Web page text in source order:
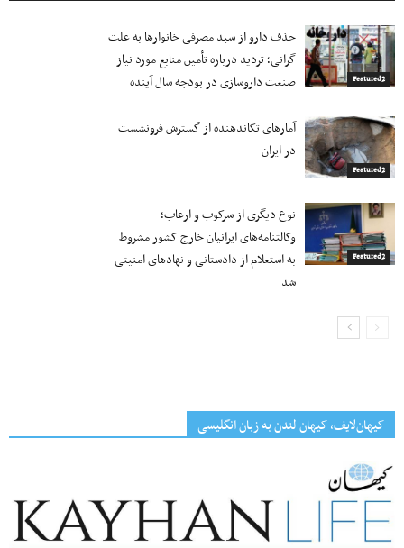
Featured2
حذف دارو از سبد مصرفی خانوارها به‌ علت
گرانی؛ تردید درباره تأمین منابع مورد نیاز
صنعت داروسازی در بودجه سال آینده
Featured2
آمارهای تکاندهنده از گسترش فرونشست
در ایران
Featured2
نوع دیگری از سرکوب و ارعاب؛
وکالتنامه‌های ایرانیان خارج کشور مشروط
به استعلام از دادستانی و نهادهای امنیتی
شد
کیهان‌لایف، کیهان لندن به زبان انگلیسی